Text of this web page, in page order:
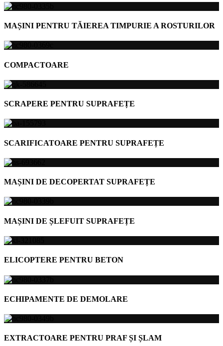
MAȘINI PENTRU TĂIEREA TIMPURIE A ROSTURILOR
COMPACTOARE
SCRAPERE PENTRU SUPRAFEȚE
SCARIFICATOARE PENTRU SUPRAFEȚE
MAȘINI DE DECOPERTAT SUPRAFEȚE
MAȘINI DE ȘLEFUIT SUPRAFEȚE
ELICOPTERE PENTRU BETON
ECHIPAMENTE DE DEMOLARE
EXTRACTOARE PENTRU PRAF ȘI ȘLAM